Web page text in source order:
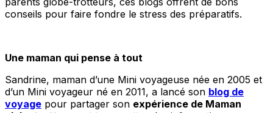
conseils pour faire fondre le stress des préparatifs.
Une maman qui pense à tout
Sandrine, maman d’une Mini voyageuse née en 2005 et
d’un Mini voyageur né en 2011, a lancé son blog de
voyage pour partager son expérience de Maman